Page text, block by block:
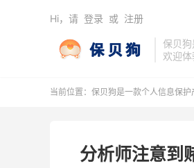
保贝
欢迎
Hi，请 登录 或 注册
当前位置： 保贝狗是一款个人信息保护
分析师注意到